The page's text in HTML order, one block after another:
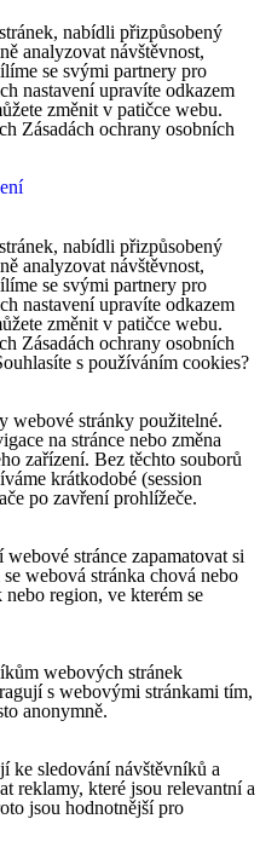
nabídli přizpůsobený
analyzovat návštěvnost,
se svými partnery pro
nastavení upravíte odkazem
změnit v patičce webu.
Zásadách ochrany osobních
nabídli přizpůsobený
analyzovat návštěvnost,
se svými partnery pro
nastavení upravíte odkazem
změnit v patičce webu.
Zásadách ochrany osobních
s používáním cookies?
webové stránky použitelné.
na stránce nebo změna
zařízení. Bez těchto souborů
krátkodobé (session
po zavření prohlížeče.
stránce zapamatovat si
webová stránka chová nebo
region, ve kterém se
webových stránek
s webovými stránkami tím,
anonymně.
ke sledování návštěvníků a
reklamy, které jsou relevantní a
jsou hodnotnější pro